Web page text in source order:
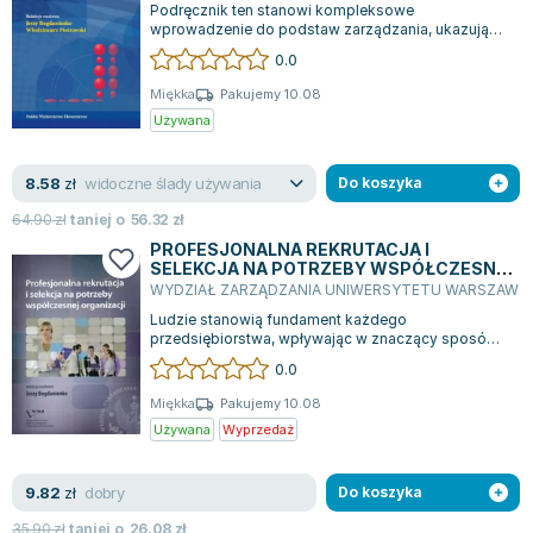
Zygmunt Freud
Agata Passent
Michel Moran
Maciej Orłoś
Katarzyna Miller
Antoine de Saint Exupery
Mark Twain
Marcin Meller
Paulina Młynarska
ks. Piotr Pawlukiewicz
Jarosław Sokołowski
Piotr Latocha
Piotr Semka
Jarosław Iwaszkiewicz
Podręcznik ten stanowi kompleksowe
wprowadzenie do podstaw zarządzania, ukazując
jego kluczowe koncepcje w kontekście ich
historyc...
0.0
Miękka
Pakujemy 10.08
Używana
8.58 zł widoczne ślady używania
64.90złtaniej o 56.32 zł
Do koszyka
PROFESJONALNA REKRUTACJA I
SELEKCJA NA POTRZEBY WSPÓŁCZESNEJ
ORGANIZACJI
WYDZIAŁ ZARZĄDZANIA UNIWERSYTETU
Ludzie stanowią fundament każdego
przedsiębiorstwa, wpływając w znaczący sposób
na jego przetrwanie i sukces. To oni wnosić swoją...
0.0
Miękka
Pakujemy 10.08
Używana
Wyprzedaż
9.82 zł dobry
35.90złtaniej o 26.08 zł
Do koszyka